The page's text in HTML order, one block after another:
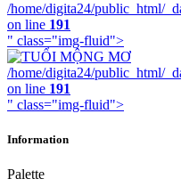
/home/digita24/public_html/
on line 191
" class="img-fluid">
/home/digita24/public_html/
on line 191
" class="img-fluid">
Information
Palette